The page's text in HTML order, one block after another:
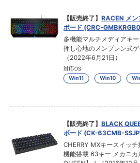
【販売終了】RACEN メン
ボード (CRC-
多機能マルチメディアキ
押し心地のメンブレン式
（2022年6月21日）
対応OS:
Win11
Win10
【販売終了】BLACK
ボード (CK-63CMB-
CHERRY MXキースイッ
機能搭載 63キー メカニ